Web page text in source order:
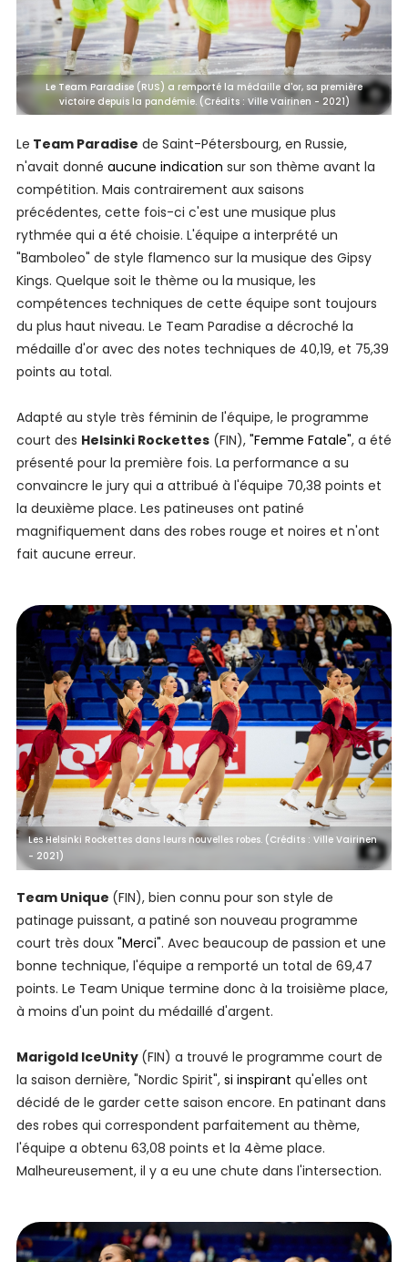
Le Team Paradise (RUS) a remporté la médaille d'or, sa première
victoire depuis la pandémie. (Crédits : Ville Vairinen - 2021)
Le Team Paradise de Saint-Pétersbourg, en Russie,
n'avait donné aucune indication sur son thème avant la
compétition. Mais contrairement aux saisons
précédentes, cette fois-ci c'est une musique plus
rythmée qui a été choisie. L'équipe a interprété un
"Bamboleo" de style flamenco sur la musique des Gipsy
Kings. Quelque soit le thème ou la musique, les
compétences techniques de cette équipe sont toujours
du plus haut niveau. Le Team Paradise a décroché la
médaille d'or avec des notes techniques de 40,19, et 75,39
points au total.
Adapté au style très féminin de l'équipe, le programme
court des Helsinki Rockettes(FIN), "Femme Fatale", a été
présenté pour la première fois. La performance a su
convaincre le jury qui a attribué à l'équipe 70,38 points et
la deuxième place. Les patineuses ont patiné
magnifiquement dans des robes rouge et noires et n'ont
fait aucune erreur.
Les Helsinki Rockettes dans leurs nouvelles robes. (Crédits : Ville Vairinen
- 2021)
Team Unique (FIN), bien connu pour son style de
patinage puissant, a patiné son nouveau programme
court très doux "Merci". Avec beaucoup de passion et une
bonne technique, l'équipe a remporté un total de 69,47
points. Le Team Unique termine donc à la troisième place,
à moins d'un point du médaillé d'argent.
Marigold IceUnity (FIN) a trouvé le programme court de
la saison dernière, "Nordic Spirit", si inspirant qu'elles ont
décidé de le garder cette saison encore. En patinant dans
des robes qui correspondent parfaitement au thème,
l'équipe a obtenu 63,08 points et la 4ème place.
Malheureusement, il y a eu une chute dans l'intersection.